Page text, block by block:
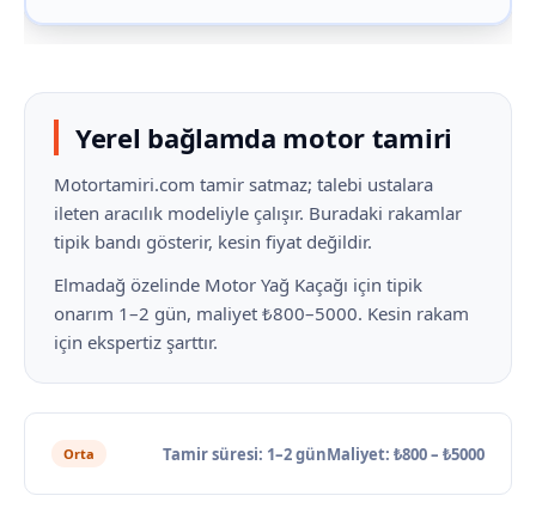
Yerel bağlamda motor tamiri
Motortamiri.com tamir satmaz; talebi ustalara
ileten aracılık modeliyle çalışır. Buradaki rakamlar
tipik bandı gösterir, kesin fiyat değildir.
Elmadağ özelinde Motor Yağ Kaçağı için tipik
onarım 1–2 gün, maliyet ₺800–5000. Kesin rakam
için ekspertiz şarttır.
Orta Tamir süresi: 1–2 günMaliyet: ₺800 – ₺5000